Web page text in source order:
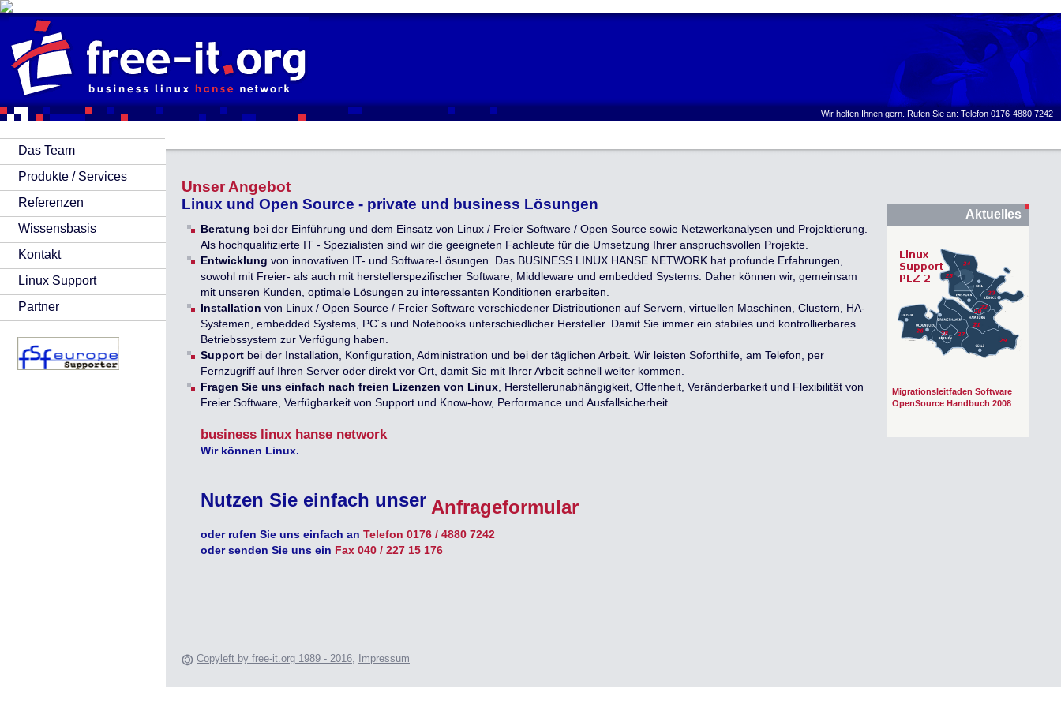
Wir helfen Ihnen gern. Rufen Sie an: Telefon 0176-4880 7242
Das Team
Produkte / Services
Referenzen
Wissensbasis
Kontakt
Linux Support
Partner
Aktuelles
Migrationsleitfaden Software
OpenSource Handbuch 2008
Unser Angebot
Linux und Open Source - private und business Lösungen
Beratung bei der Einführung und dem Einsatz von Linux / Freier Software / Open Source sowie Netzwerkanalysen und Projektierung.
Als hochqualifizierte IT - Spezialisten sind wir die geeigneten Fachleute für die Umsetzung Ihrer anspruchsvollen Projekte.
Entwicklung von innovativen IT- und Software-Lösungen. Das BUSINESS LINUX HANSE NETWORK hat profunde Erfahrungen,
sowohl mit Freier- als auch mit herstellerspezifischer Software, Middleware und embedded Systems. Daher können wir, gemeinsam
mit unseren Kunden, optimale Lösungen zu interessanten Konditionen erarbeiten.
Installation von Linux / Open Source / Freier Software verschiedener Distributionen auf Servern, virtuellen Maschinen, Clustern, HA-
Systemen, embedded Systems, PC´s und Notebooks unterschiedlicher Hersteller. Damit Sie immer ein stabiles und kontrollierbares
Betriebssystem zur Verfügung haben.
Support bei der Installation, Konfiguration, Administration und bei der täglichen Arbeit. Wir leisten Soforthilfe, am Telefon, per
Fernzugriff auf Ihren Server oder direkt vor Ort, damit Sie mit Ihrer Arbeit schnell weiter kommen.
Fragen Sie uns einfach nach freien Lizenzen von Linux , Herstellerunabhängigkeit, Offenheit, Veränderbarkeit und Flexibilität von
Freier Software, Verfügbarkeit von Support und Know-how, Performance und Ausfallsicherheit.
business linux hanse network
Wir können Linux.
Nutzen Sie einfach unser Anfrageformular
oder rufen Sie uns einfach an Telefon 0176 / 4880 7242
oder senden Sie uns ein Fax 040 / 227 15 176
Copyleft by free-it.org 1989 - 2016 Impressum